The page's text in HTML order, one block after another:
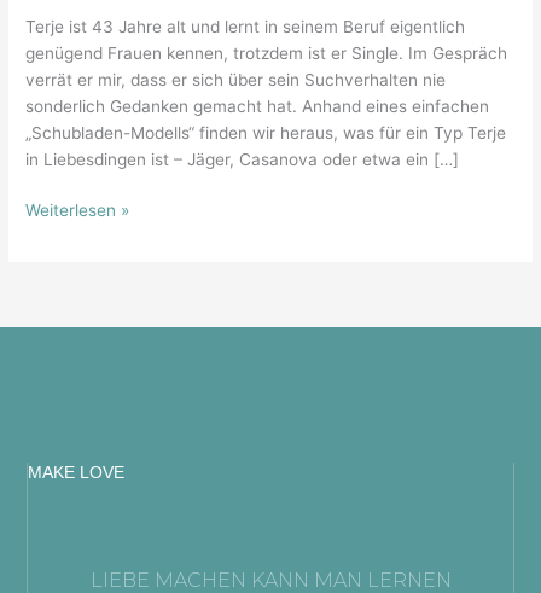
Terje ist 43 Jahre alt und lernt in seinem Beruf eigentlich
genügend Frauen kennen, trotzdem ist er Single. Im Gespräch
verrät er mir, dass er sich über sein Suchverhalten nie
sonderlich Gedanken gemacht hat. Anhand eines einfachen
„Schubladen-Modells“ finden wir heraus, was für ein Typ Terje
in Liebesdingen ist – Jäger, Casanova oder etwa ein […]
doch
lieber
Weiterlesen »
MAKE LOVE
LIEBE MACHEN KANN MAN LERNEN